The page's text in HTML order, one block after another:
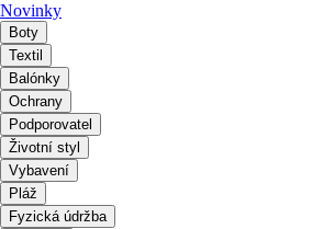
Novinky
Boty
Textil
Balónky
Ochrany
Podporovatel
Životní styl
Vybavení
Pláž
Fyzická údržba